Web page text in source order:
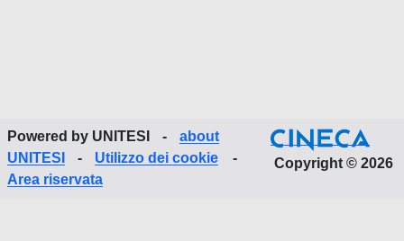
Powered by UNITESI -
about
UNITESI
- Utilizzo dei cookie
-
Area riservata
Copyright © 2026